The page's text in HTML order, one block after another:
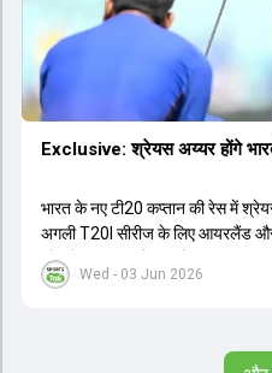
Wed - 03 Jun 2026
Exclusive: श्रेयस अय्यर होंगे
भारत के नए टी20 कप्तान की रेस में
अगली T20I सीरीज के लिए आयरलैंड और
को श्रेयस अय्यर के रूप में एक नया T20I